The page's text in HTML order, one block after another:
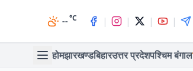
--°C | | | |
होमझारखण्डबिहारउत्तर प्रदेशपश्चिम बंगाल